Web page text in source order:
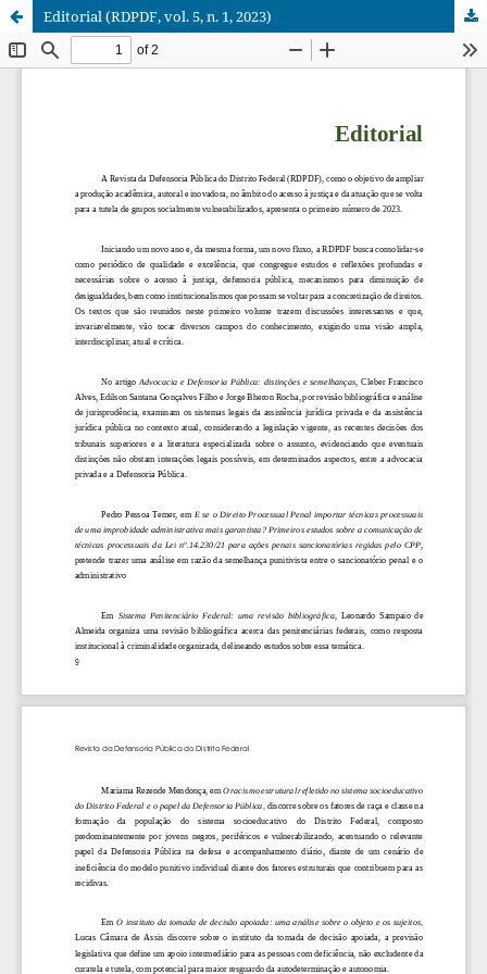
Editorial (RDPDF, vol. 5, n. 1, 2023)